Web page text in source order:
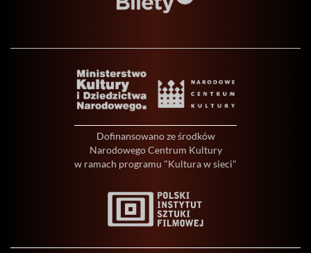
Dofinansowano ze środków
Narodowego Centrum Kultury
w ramach programu "Kultura w sieci"